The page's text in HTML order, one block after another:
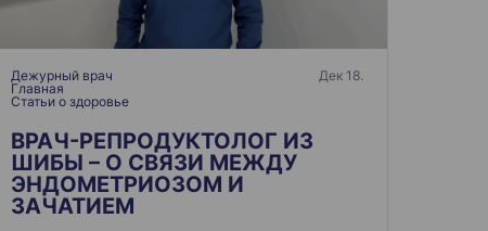
Дежурный врач
Главная
Статьи о здоровье
Дек 18.
ВРАЧ-РЕПРОДУКТОЛОГ ИЗ
ШИБЫ – О СВЯЗИ МЕЖДУ
ЭНДОМЕТРИОЗОМ И
ЗАЧАТИЕМ